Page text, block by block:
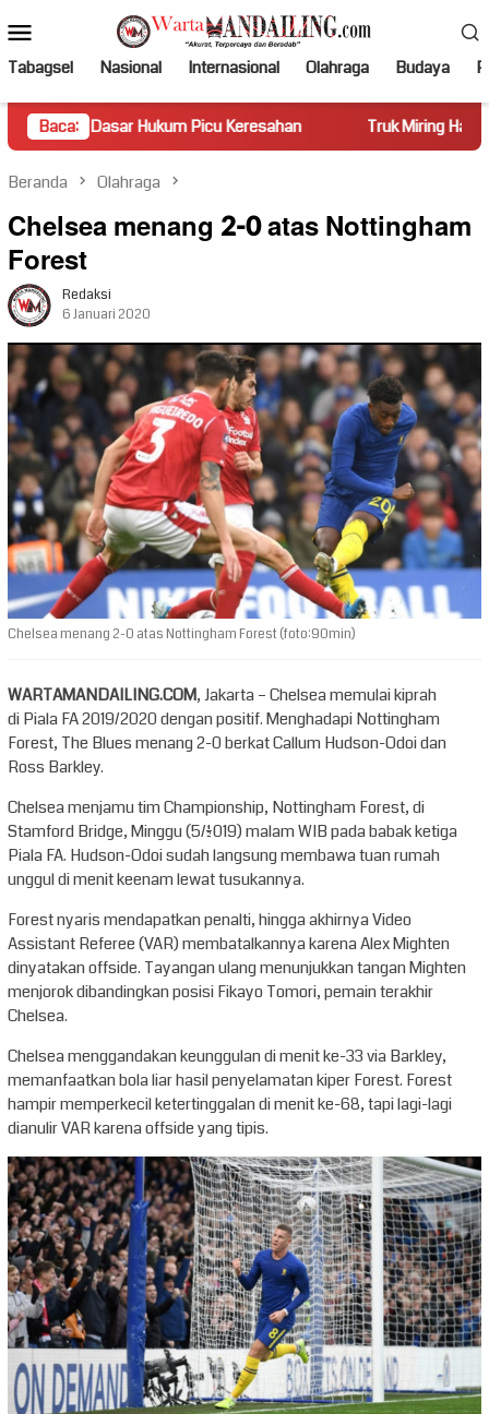
ke
kontenMobile
Tabagsel Nasional Internasional Olahraga Budaya
Baca:
Picu Keresahan Truk Miring Hambat Arus Lalu Lintas di
Beranda Olahraga
Chelsea menang 2-0 atas Nottingham
Forest
Redaksi
6 Januari 2020
Chelsea menang 2-0 atas Nottingham Forest (foto:90min)
WARTAMANDAILING.COM, Jakarta – Chelsea memulai kiprah
di Piala FA 2019/2020 dengan positif. Menghadapi Nottingham
Forest, The Blues menang 2-0 berkat Callum Hudson-Odoi dan
Ross Barkley.
Chelsea menjamu tim Championship, Nottingham Forest, di
Stamford Bridge, Minggu (5/1/2019) malam WIB pada babak ketiga
Piala FA. Hudson-Odoi sudah langsung membawa tuan rumah
unggul di menit keenam lewat tusukannya.
Forest nyaris mendapatkan penalti, hingga akhirnya Video
Assistant Referee (VAR) membatalkannya karena Alex Mighten
dinyatakan offside. Tayangan ulang menunjukkan tangan Mighten
menjorok dibandingkan posisi Fikayo Tomori, pemain terakhir
Chelsea.
Chelsea menggandakan keunggulan di menit ke-33 via Barkley,
memanfaatkan bola liar hasil penyelamatan kiper Forest. Forest
hampir memperkecil ketertinggalan di menit ke-68, tapi lagi-lagi
dianulir VAR karena offside yang tipis.